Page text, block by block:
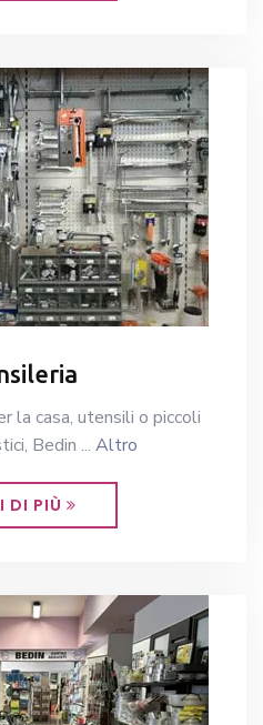
la casa, utensili o piccoli
Bedin ... Altro
DI PIÙ